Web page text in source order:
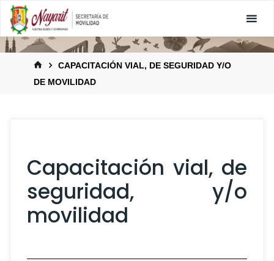
CAPACITACIÓN VIAL, DE SEGURIDAD Y/O
DE MOVILIDAD
Capacitación vial, de
seguridad, y/o
movilidad